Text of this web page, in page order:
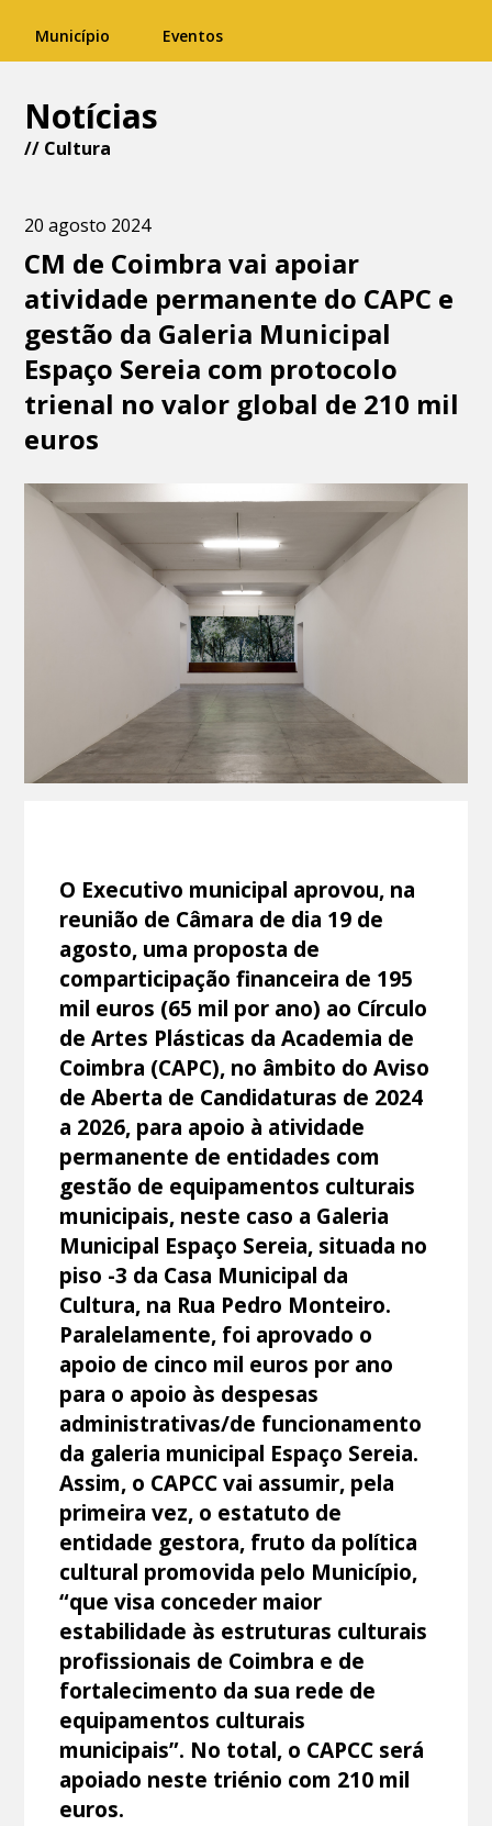
Município Eventos
Notícias
// Cultura
20 agosto 2024
CM de Coimbra vai apoiar
atividade permanente do CAPC e
gestão da Galeria Municipal
Espaço Sereia com protocolo
trienal no valor global de 210 mil
euros
O Executivo municipal aprovou, na
reunião de Câmara de dia 19 de
agosto, uma proposta de
comparticipação financeira de 195
mil euros (65 mil por ano) ao Círculo
de Artes Plásticas da Academia de
Coimbra (CAPC), no âmbito do Aviso
de Aberta de Candidaturas de 2024
a 2026, para apoio à atividade
permanente de entidades com
gestão de equipamentos culturais
municipais, neste caso a Galeria
Municipal Espaço Sereia, situada no
piso -3 da Casa Municipal da
Cultura, na Rua Pedro Monteiro.
Paralelamente, foi aprovado o
apoio de cinco mil euros por ano
para o apoio às despesas
administrativas/de funcionamento
da galeria municipal Espaço Sereia.
Assim, o CAPCC vai assumir, pela
primeira vez, o estatuto de
entidade gestora, fruto da política
cultural promovida pelo Município,
“que visa conceder maior
estabilidade às estruturas culturais
profissionais de Coimbra e de
fortalecimento da sua rede de
equipamentos culturais
municipais”. No total, o CAPCC será
apoiado neste triénio com 210 mil
euros.